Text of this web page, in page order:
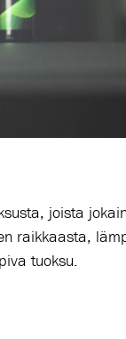
joista
raikkaasta,
tuoksu.